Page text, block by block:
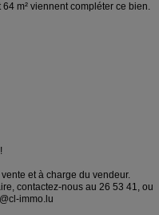
m² viennent compléter ce bien.
et à charge du vendeur.
contactez-nous au 26 53 41, ou
immo.lu